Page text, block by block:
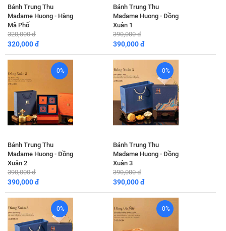
Bánh Trung Thu
Madame Huong - Hàng
Mã Phố
320,000 đ
320,000 đ
Bánh Trung Thu
Madame Huong - Đồng
Xuân 1
390,000 đ
390,000 đ
-0%
Bánh Trung Thu
Madame Huong - Đồng
Xuân 2
390,000 đ
390,000 đ
-0%
Bánh Trung Thu
Madame Huong - Đồng
Xuân 3
390,000 đ
390,000 đ
-0% -0%